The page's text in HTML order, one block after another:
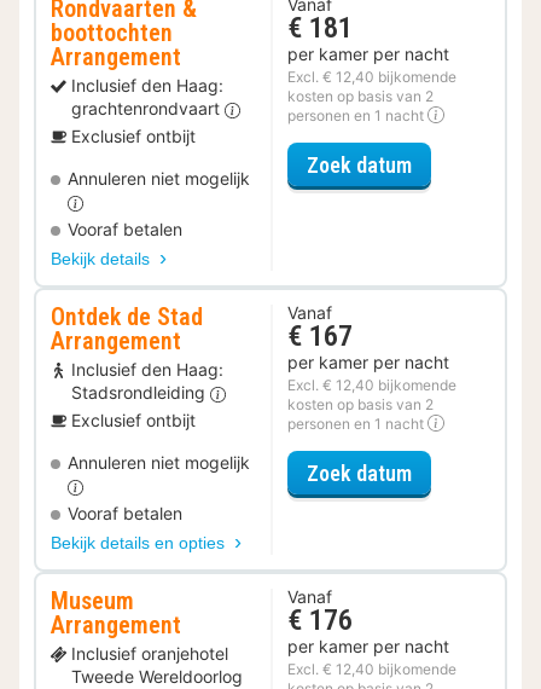
Rondvaarten &
boottochten
Arrangement
Inclusief den Haag:
grachtenrondvaart
Exclusief ontbijt
Annuleren niet mogelijk
Vooraf betalen
Bekijk details
Vanaf
€ 181
per kamer per nacht
Excl. € 12,40 bijkomende
kosten op basis van 2
personen en 1 nacht
Zoek datumvoor
Ontdek de Stad
Arrangement
Inclusief den Haag:
Stadsrondleiding
Exclusief ontbijt
Annuleren niet mogelijk
Vooraf betalen
Bekijk details en opties
Vanaf
€ 167
per kamer per nacht
Excl. € 12,40 bijkomende
kosten op basis van 2
personen en 1 nacht
Zoek datumvoor Ontdek
Museum
Arrangement
Inclusief oranjehotel
Tweede Wereldoorlog
Vanaf
€ 176
per kamer per nacht
Excl. € 12,40 bijkomende